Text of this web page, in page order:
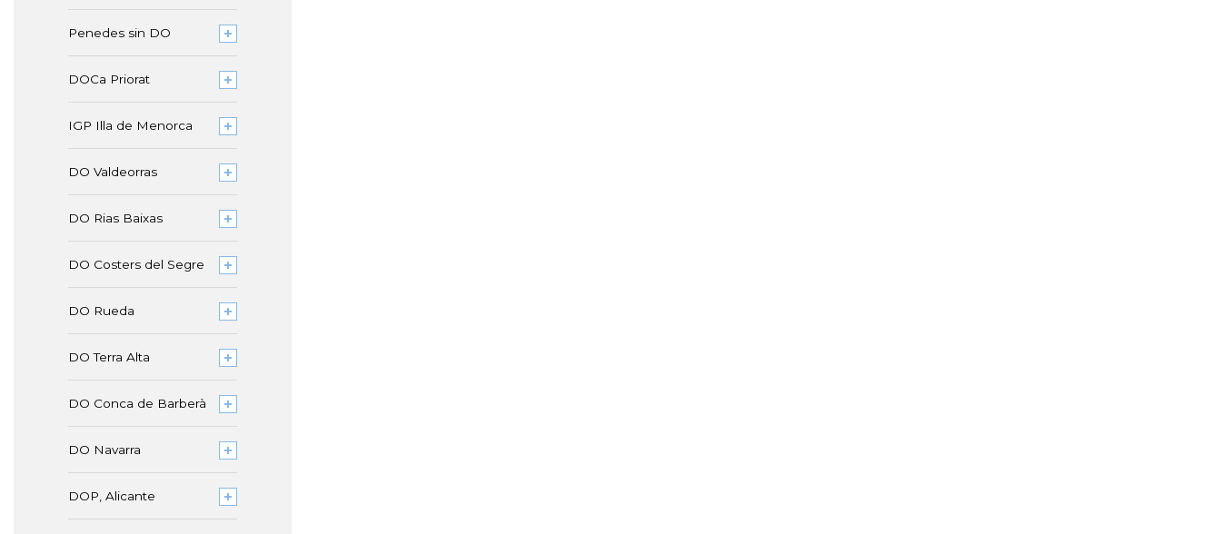
Penedes sin DO
DOCa Priorat
IGP Illa de Menorca
DO Valdeorras
DO Rias Baixas
DO Costers del Segre
DO Rueda
DO Terra Alta
DO Conca de Barberà
DO Navarra
DOP, Alicante